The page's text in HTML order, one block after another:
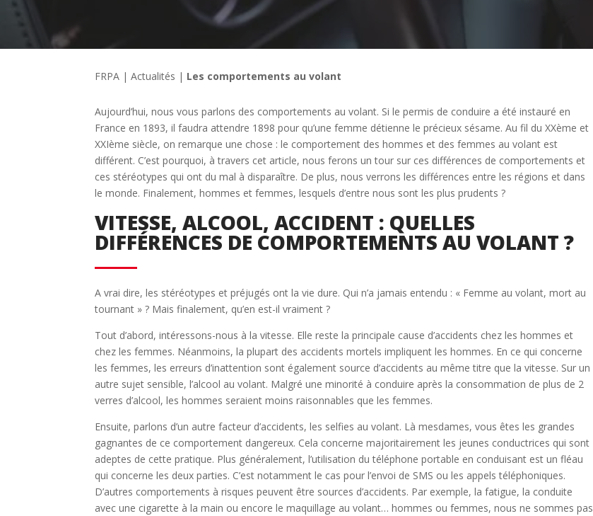
FRPA |Actualités | Les comportements au volant
Aujourd’hui, nous vous parlons des comportements au volant. Si le permis de conduire a été instauré en
France en 1893, il faudra attendre 1898 pour qu’une femme détienne le précieux sésame. Au fil du XXème et
XXIème siècle, on remarque une chose : le comportement des hommes et des femmes au volant est
différent. C’est pourquoi, à travers cet article, nous ferons un tour sur ces différences de comportements et
ces stéréotypes qui ont du mal à disparaître. De plus, nous verrons les différences entre les régions et dans
le monde. Finalement, hommes et femmes, lesquels d’entre nous sont les plus prudents ?
VITESSE, ALCOOL, ACCIDENT : QUELLES
DIFFÉRENCES DE COMPORTEMENTS AU VOLANT ?
A vrai dire, les stéréotypes et préjugés ont la vie dure. Qui n’a jamais entendu : « Femme au volant, mort au
tournant » ? Mais finalement, qu’en est-il vraiment ?
Tout d’abord, intéressons-nous à la vitesse. Elle reste la principale cause d’accidents chez les hommes et
chez les femmes. Néanmoins, la plupart des accidents mortels impliquent les hommes. En ce qui concerne
les femmes, les erreurs d’inattention sont également source d’accidents au même titre que la vitesse. Sur un
autre sujet sensible, l’alcool au volant. Malgré une minorité à conduire après la consommation de plus de 2
verres d’alcool, les hommes seraient moins raisonnables que les femmes.
Ensuite, parlons d’un autre facteur d’accidents, les selfies au volant. Là mesdames, vous êtes les grandes
gagnantes de ce comportement dangereux. Cela concerne majoritairement les jeunes conductrices qui sont
adeptes de cette pratique. Plus généralement, l’utilisation du téléphone portable en conduisant est un fléau
qui concerne les deux parties. C’est notamment le cas pour l’envoi de SMS ou les appels téléphoniques.
D’autres comportements à risques peuvent être sources d’accidents. Par exemple, la fatigue, la conduite
avec une cigarette à la main ou encore le maquillage au volant… hommes ou femmes, nous ne sommes pas
Retour